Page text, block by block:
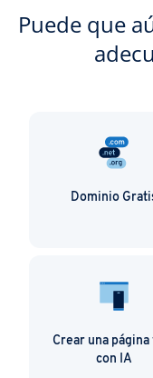
Puede que
Dominio
Crear una página
con IA